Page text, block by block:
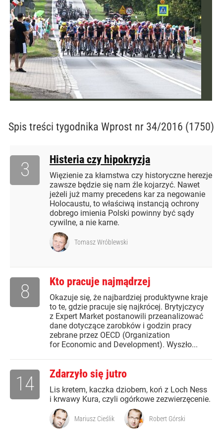
Spis treści tygodnika Wprost nr 34/2016 (1750)
Histeria czy hipokryzja
Więzienie za kłamstwa czy historyczne herezje
zawsze będzie się nam źle kojarzyć. Nawet
jeżeli już mamy precedens kar za negowanie
Holocaustu, to właściwą instancją ochrony
dobrego imienia Polski powinny być sądy
cywilne, a nie karne.
3
Tomasz Wróblewski
Kto pracuje najmądrzej
Okazuje się, że najbardziej produktywne kraje
to te, gdzie pracuje się najkrócej. Brytyjczycy
z Expert Market postanowili przeanalizować
dane dotyczące zarobków i godzin pracy
zebrane przez OECD (Organization
for Economic and Development). Wyszło...
8
Zdarzyło się jutro
Lis kretem, kaczka dziobem, koń z Loch Ness
i krwawy Kura, czyli ogórkowe zezwierzęcenie.
14
Mariusz Cieślik Robert Górski